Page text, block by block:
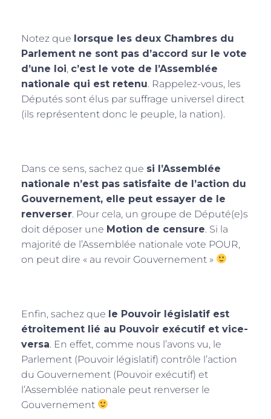
Notez que lorsque les deux Chambres du
Parlement ne sont pas d’accord sur le vote
d’une loi, c’est le vote de l’Assemblée
nationale qui est retenu. Rappelez-vous, les
Députés sont élus par suffrage universel direct
(ils représentent donc le peuple, la nation).
Dans ce sens, sachez que si l’Assemblée
nationale n’est pas satisfaite de l’action du
Gouvernement, elle peut essayer de le
renverser. Pour cela, un groupe de Député(e)s
doit déposer une Motion de censure. Si la
majorité de l’Assemblée nationale vote POUR,
on peut dire « au revoir Gouvernement »
Enfin, sachez que le Pouvoir législatif est
étroitement lié au Pouvoir exécutif et vice-
versa. En effet, comme nous l’avons vu, le
Parlement (Pouvoir législatif) contrôle l’action
du Gouvernement (Pouvoir exécutif) et
l’Assemblée nationale peut renverser le
Gouvernement